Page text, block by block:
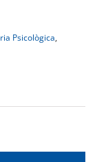
Psicològica,